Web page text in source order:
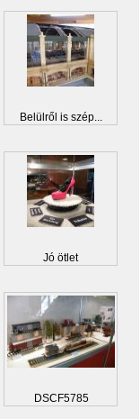
Belülről is szép...
Jó ötlet
DSCF5785